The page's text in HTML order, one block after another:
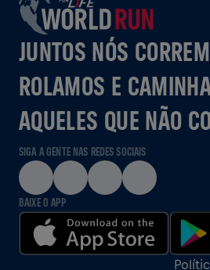
JUNTOS NÓS
ROLAMOS E
AQUELES QUE NÃO
SIGA A GENTE NAS REDES SOCIAIS
BAIXE O APP